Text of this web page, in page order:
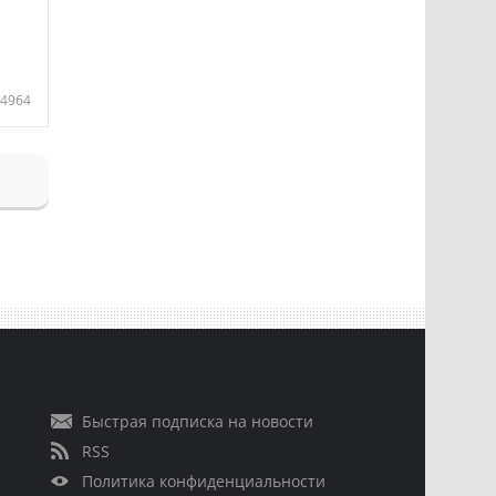
4964
Быстрая подписка на новости
RSS
Политика конфиденциальности